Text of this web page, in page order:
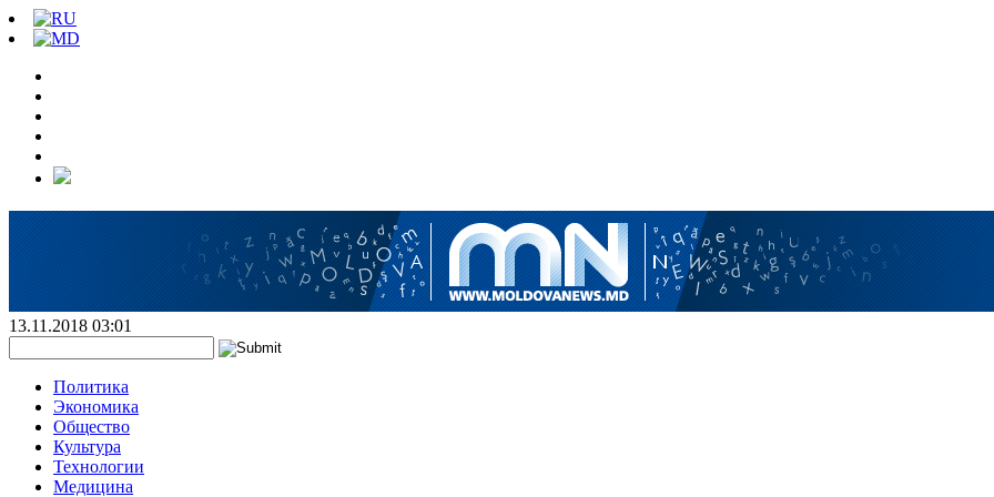
13.11.2018 03:01
Политика
Экономика
Общество
Культура
Технологии
Медицина